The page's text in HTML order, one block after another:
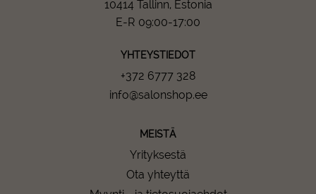
10414 Tallinn, Estonia
E-R 09:00-17:00
YHTEYSTIEDOT
+372 6777 328
info@salonshop.ee
MEISTÄ
Yrityksestä
Ota yhteyttä